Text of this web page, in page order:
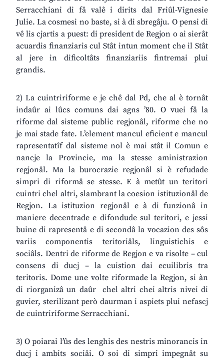
Serracchiani di fâ valê i dirits dal Friûl-Vignesie
Julie. La cosmesi no baste, si à di sbregâju. O pensi di
vê lis cjartis a puest: di president de Regjon o ai sierât
acuardis finanziaris cul Stât intun moment che il Stât
al jere in dificoltâts finanziariis fintremai plui
grandis.
2) La cuintririforme e je chê dal Pd, che al è tornât
indaûr ai lûcs comuns dai agns ’80. O vuei fâ la
riforme dal sisteme public regjonâl, riforme che no
je mai stade fate. L’element mancul eficient e mancul
rapresentatîf dal sisteme nol è mai stât il Comun e
nancje la Provincie, ma la stesse aministrazion
regjonâl. Ma la burocrazie regjonâl si è refudade
simpri di riformâ se stesse. E à metût un teritori
cuintri chel altri, slambrant la coesion istituzionâl de
Regjon. La istituzion regjonâl e à di funzionâ in
maniere decentrade e difondude sul teritori, e jessi
buine di rapresentâ e di secondâ la vocazion des sôs
variis componentis teritoriâls, linguistichis e
sociâls. Dentri de riforme de Regjon e va risolte – cul
consens di ducj – la cuistion dai ecuilibris tra
teritoris. Dome une volte riformade la Regjon, si àn
di riorganizâ un daûr chel altri chei altris nivei di
guvier, sterilizant però daurman i aspiets plui nefascj
de cuintririforme Serracchiani.
3) O poiarai l’ûs des lenghis des nestris minorancis in
ducj i ambits sociâi. O soi di simpri impegnât su